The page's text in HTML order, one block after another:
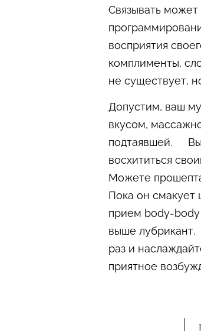
Связывать может
восприятия
комплименты,
не существует,
Допустим, ваш
вкусом,
подтаявшей. Вы
восхититься
Можете
Пока он смакует
прием body-body
выше
раз и
приятное